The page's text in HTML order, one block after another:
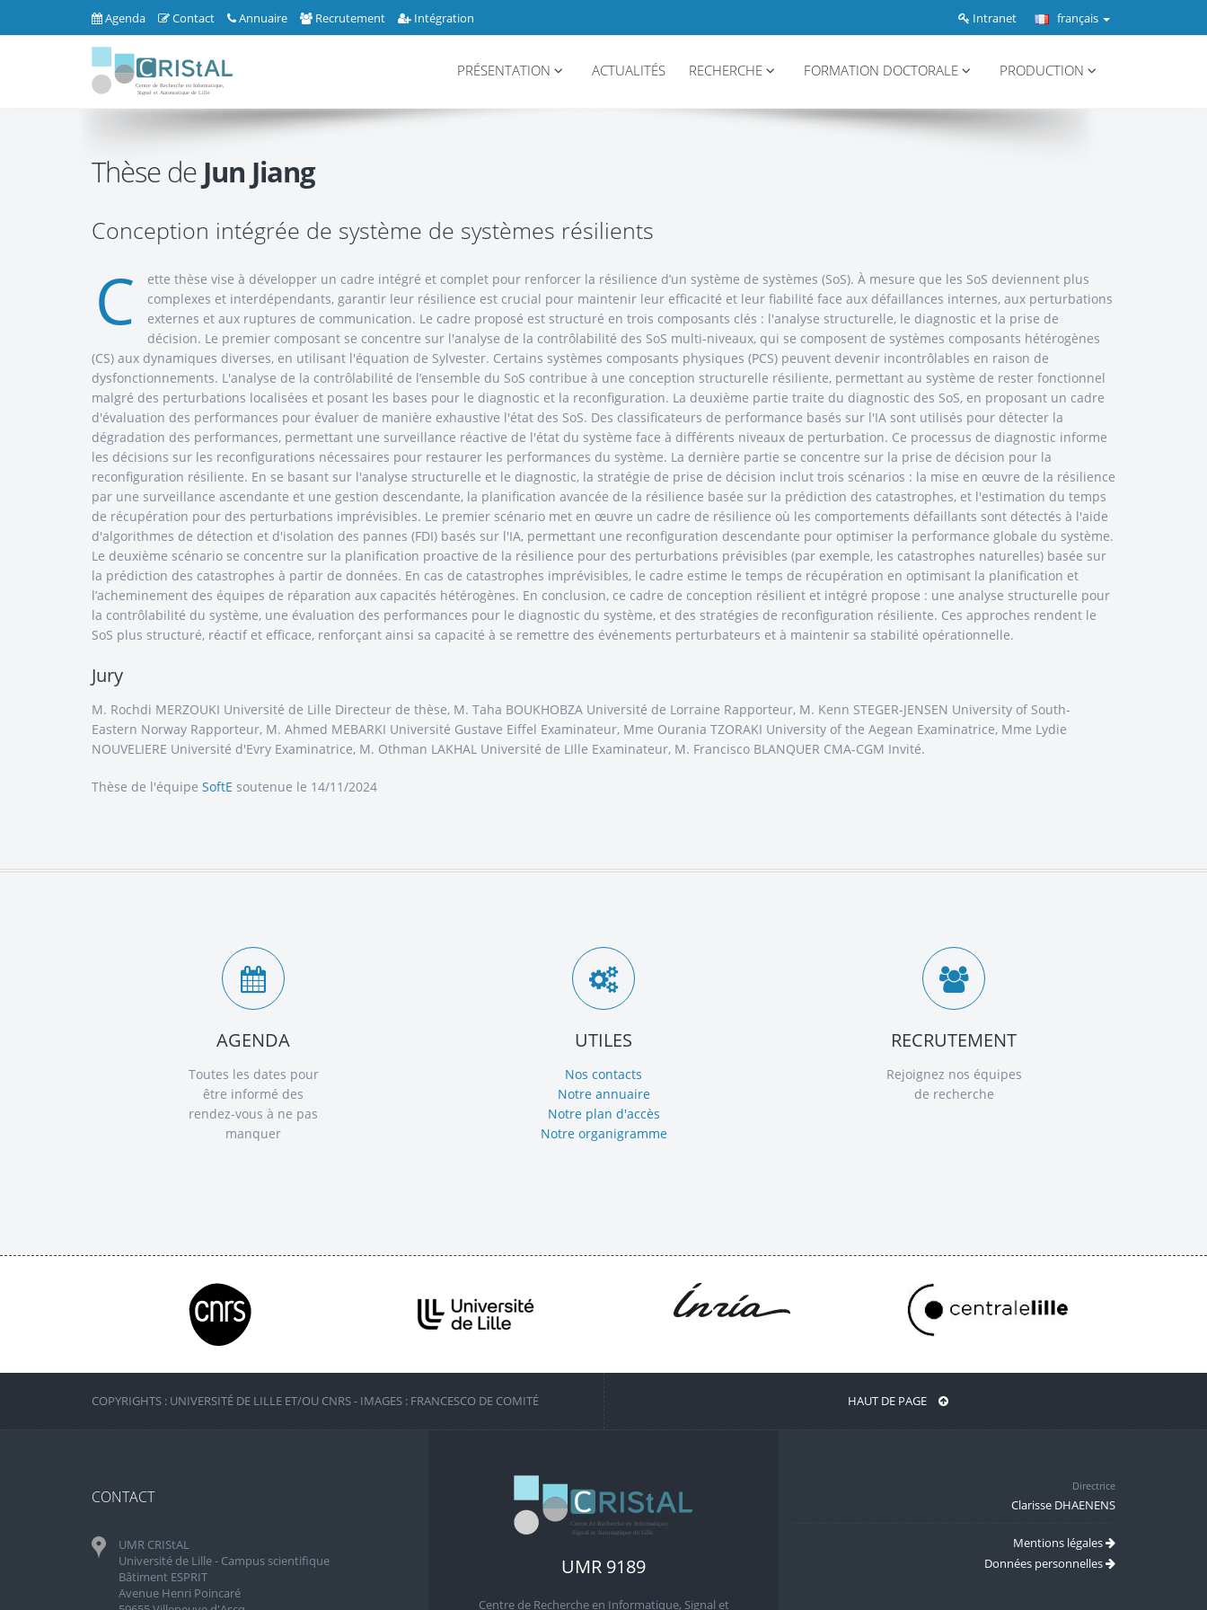
Agenda Contact Annuaire Recrutement Intégration français
Intranet
PRÉSENTATION ACTUALITÉS RECHERCHE FORMATION DOCTORALE PRODUCTION
Thèse de Jun Jiang
Conception intégrée de système de systèmes résilients
C
ette thèse vise à développer un cadre intégré et complet pour renforcer la résilience d’un système de systèmes (SoS). À mesure que les SoS deviennent plus
complexes et interdépendants, garantir leur résilience est crucial pour maintenir leur efficacité et leur fiabilité face aux défaillances internes, aux perturbations
externes et aux ruptures de communication. Le cadre proposé est structuré en trois composants clés : l'analyse structurelle, le diagnostic et la prise de
décision. Le premier composant se concentre sur l'analyse de la contrôlabilité des SoS multi-niveaux, qui se composent de systèmes composants hétérogènes
(CS) aux dynamiques diverses, en utilisant l'équation de Sylvester. Certains systèmes composants physiques (PCS) peuvent devenir incontrôlables en raison de
dysfonctionnements. L'analyse de la contrôlabilité de l’ensemble du SoS contribue à une conception structurelle résiliente, permettant au système de rester fonctionnel
malgré des perturbations localisées et posant les bases pour le diagnostic et la reconfiguration. La deuxième partie traite du diagnostic des SoS, en proposant un cadre
d'évaluation des performances pour évaluer de manière exhaustive l'état des SoS. Des classificateurs de performance basés sur l'IA sont utilisés pour détecter la
dégradation des performances, permettant une surveillance réactive de l'état du système face à différents niveaux de perturbation. Ce processus de diagnostic informe
les décisions sur les reconfigurations nécessaires pour restaurer les performances du système. La dernière partie se concentre sur la prise de décision pour la
reconfiguration résiliente. En se basant sur l'analyse structurelle et le diagnostic, la stratégie de prise de décision inclut trois scénarios : la mise en œuvre de la résilience
par une surveillance ascendante et une gestion descendante, la planification avancée de la résilience basée sur la prédiction des catastrophes, et l'estimation du temps
de récupération pour des perturbations imprévisibles. Le premier scénario met en œuvre un cadre de résilience où les comportements défaillants sont détectés à l'aide
d'algorithmes de détection et d'isolation des pannes (FDI) basés sur l'IA, permettant une reconfiguration descendante pour optimiser la performance globale du système.
Le deuxième scénario se concentre sur la planification proactive de la résilience pour des perturbations prévisibles (par exemple, les catastrophes naturelles) basée sur
la prédiction des catastrophes à partir de données. En cas de catastrophes imprévisibles, le cadre estime le temps de récupération en optimisant la planification et
l’acheminement des équipes de réparation aux capacités hétérogènes. En conclusion, ce cadre de conception résilient et intégré propose : une analyse structurelle pour
la contrôlabilité du système, une évaluation des performances pour le diagnostic du système, et des stratégies de reconfiguration résiliente. Ces approches rendent le
SoS plus structuré, réactif et efficace, renforçant ainsi sa capacité à se remettre des événements perturbateurs et à maintenir sa stabilité opérationnelle.
Jury
M. Rochdi MERZOUKI Université de Lille Directeur de thèse, M. Taha BOUKHOBZA Université de Lorraine Rapporteur, M. Kenn STEGER-JENSEN University of South-
Eastern Norway Rapporteur, M. Ahmed MEBARKI Université Gustave Eiffel Examinateur, Mme Ourania TZORAKI University of the Aegean Examinatrice, Mme Lydie
NOUVELIERE Université d'Evry Examinatrice, M. Othman LAKHAL Université de LIlle Examinateur, M. Francisco BLANQUER CMA-CGM Invité.
Thèse de l'équipe SoftE soutenue le 14/11/2024
AGENDA
Toutes les dates pour
être informé des
rendez-vous à ne pas
manquer
UTILES
Nos contacts
Notre annuaire
Notre plan d'accès
Notre organigramme
RECRUTEMENT
Rejoignez nos équipes
de recherche
COPYRIGHTS : UNIVERSITÉ DE LILLE ET/OU CNRS - IMAGES : FRANCESCO DE COMITÉ HAUT DE PAGE
CONTACT
UMR CRIStAL
Université de Lille - Campus scientifique
Bâtiment ESPRIT
Avenue Henri Poincaré
UMR 9189
Centre de Recherche en Informatique, Signal et
Directrice
Clarisse DHAENENS
Mentions légales
Données personnelles